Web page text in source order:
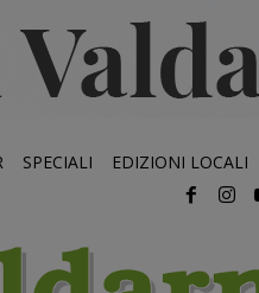
SPECIALI EDIZIONI LOCALI